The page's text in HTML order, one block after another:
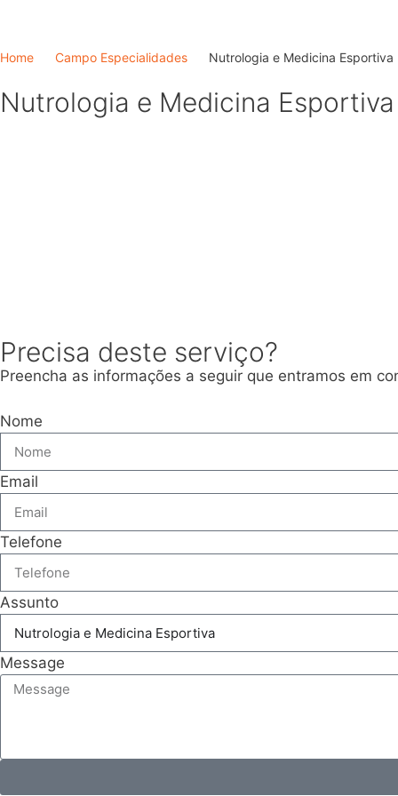
Home Campo Especialidades Nutrologia e Medicina Esportiva
Nutrologia e Medicina Esportiva
Precisa deste serviço?
Preencha as informações a seguir que entramos em
Nome
Email
Telefone
Assunto
Message